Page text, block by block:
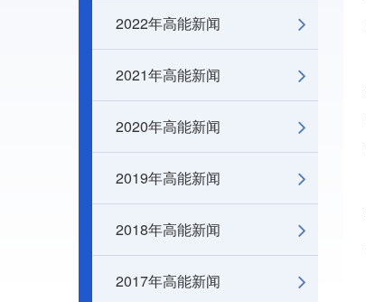
2022年高能新闻
2021年高能新闻
2020年高能新闻
2019年高能新闻
2018年高能新闻
2017年高能新闻